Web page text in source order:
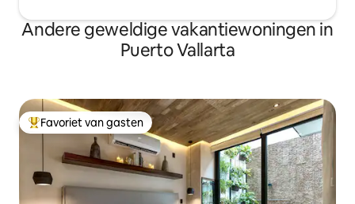
Andere geweldige vakantiewoningen in
Puerto Vallarta
Topfavoriet van gasten
Favoriet van gasten